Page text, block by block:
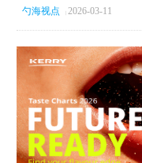
试图还原一个绝对客观
会本能地启动自我防御
个期望中的自我——也许
种讲究体面的傲娇形象。
这些经过修饰的“台词”
误、社会期望或是记忆偏
相反，这些偏见正是通
勺海视点 2026-03-11